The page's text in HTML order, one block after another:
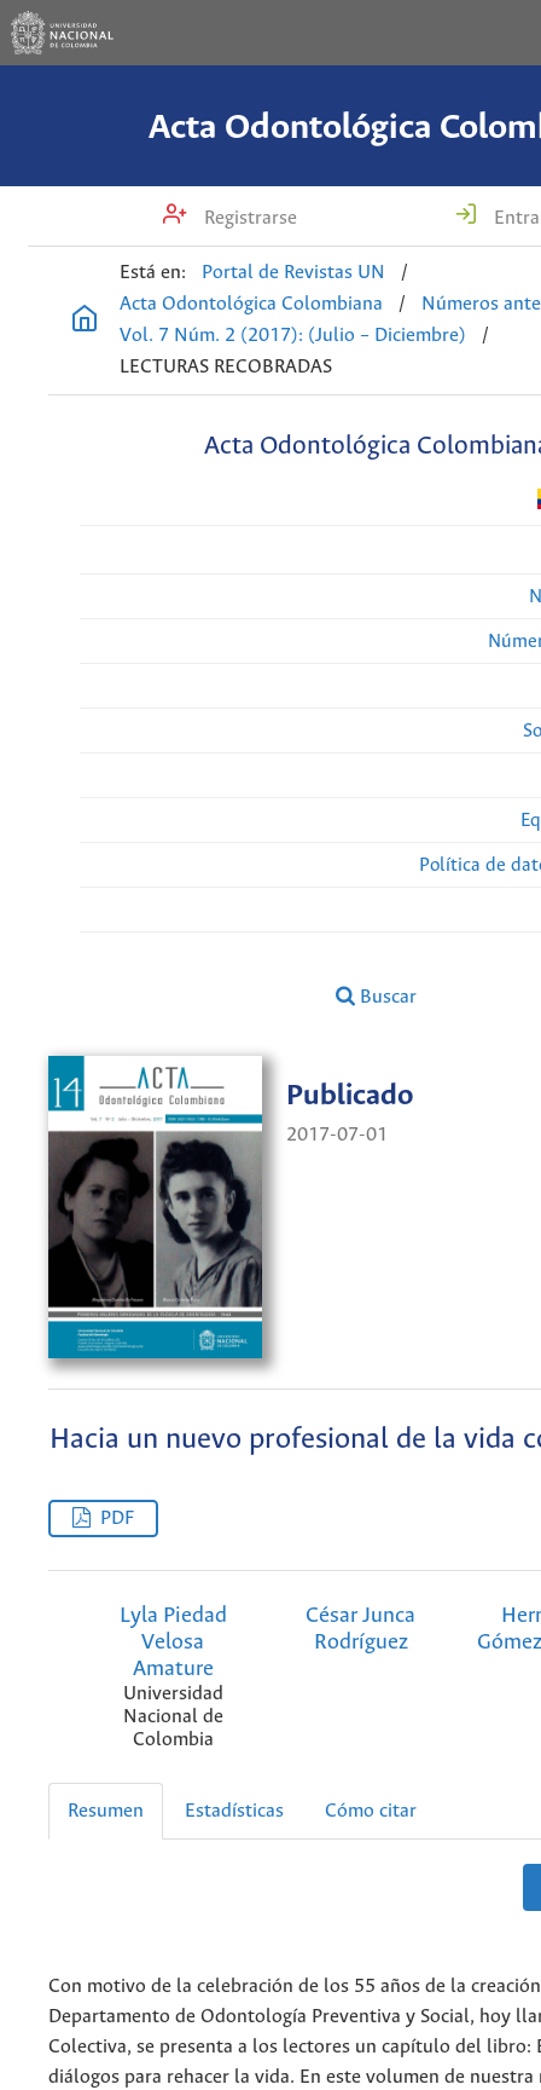
Acta Odontológica
Registrarse
Está en: Portal de Revistas UN
/
Acta Odontológica Colombiana
/
Números
Vol. 7 Núm. 2 (2017): (Julio – Diciembre)
/
LECTURAS RECOBRADAS
Acta Odontológica
Política de
Buscar
Publicado
2017-07-01
Hacia un nuevo profesional de la vida
PDF
Lyla Piedad
Velosa
Amature
Universidad
Nacional de
Colombia
César Junca
Rodríguez
Resumen Estadísticas Cómo citar
Con motivo de la celebración de los 55 años de la
Departamento de Odontología Preventiva y Social, hoy
Colectiva, se presenta a los lectores un capítulo del libro:
diálogos para rehacer la vida. En este volumen de nuestra